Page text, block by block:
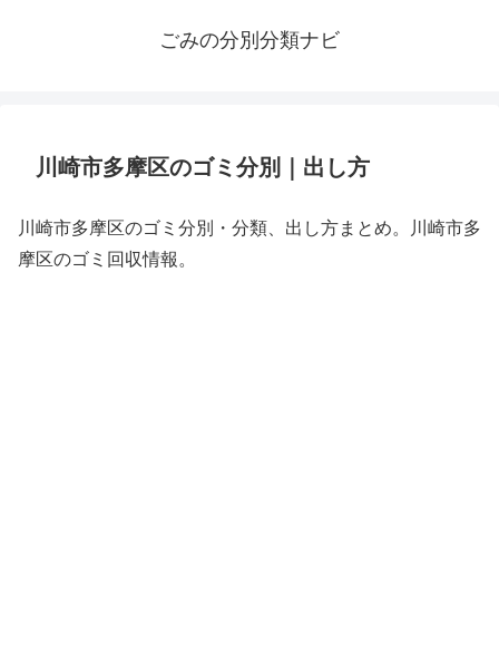
ごみの分別分類ナビ
川崎市多摩区のゴミ分別｜出し方
川崎市多摩区のゴミ分別・分類、出し方まとめ。川崎市多
摩区のゴミ回収情報。